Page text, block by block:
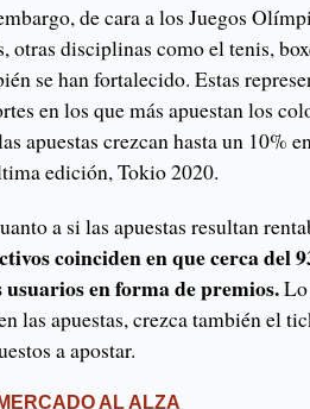
de cara a los Juegos
otras disciplinas como el tenis,
se han fortalecido. Estas
en los que más apuestan los
apuestas crezcan hasta un 10%
edición, Tokio 2020.
a si las apuestas resultan
coinciden en que cerca del
usuarios en forma de premios.Lo
las apuestas, crezca también el
a apostar.
AL ALZA